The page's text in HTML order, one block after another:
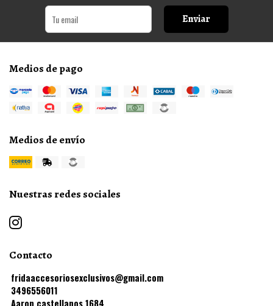
Enviar
Medios de pago
Medios de envío
Nuestras redes sociales
Contacto
fridaaccesoriosexclusivos@gmail.com
3496556011